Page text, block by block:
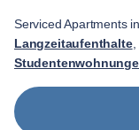
Serviced Apartments
Langzeitaufenthalte,